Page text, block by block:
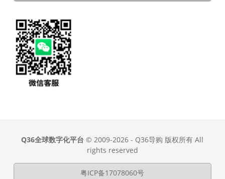
Q36全球数字化平台 © 2009-2026 - Q36导购 版权所有 All
rights reserved
粤ICP备17078060号